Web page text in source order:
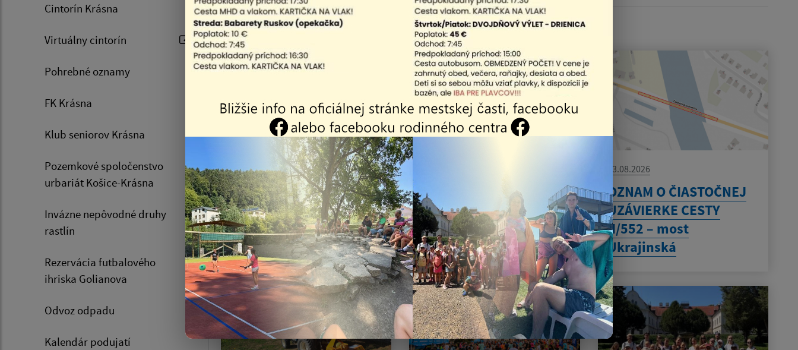
Cintorín Krásna
Virtuálny cintorín
Pohrebné oznamy
FK Krásna
Klub seniorov Krásna
Pozemkové spoločenstvo
urbariát Košice-Krásna
Invázne nepôvodné druhy
rastlín
Rezervácia futbalového
ihriska Golianova
Odvoz odpadu
Kalendár podujatí
Zoznam aktualít:
06.08.2026
Oznam - Vakcinácia
psov a mačiek
08.08.2026
Vyhlásenie času
zvýšeného
nebezpečenstva a
vzniku požiaru
03.08.2026
OZNAM O ČIASTOČNEJ
UZÁVIERKE CESTY
II/552 – most
Ukrajinská